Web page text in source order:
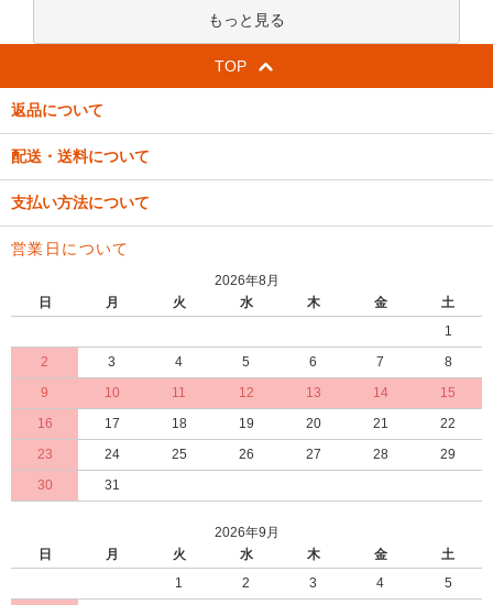
もっと見る
TOP
返品について
配送・送料について
支払い方法について
営業日について
2026年8月
日
月 火 水 木 金
土
1
2
3 4 5 6 7
8
9
10 11 12 13 14
15
16
17 18 19 20 21
22
23
24 25 26 27 28
29
30
31
2026年9月
日
月 火 水 木 金
土
1
2 3 4
5